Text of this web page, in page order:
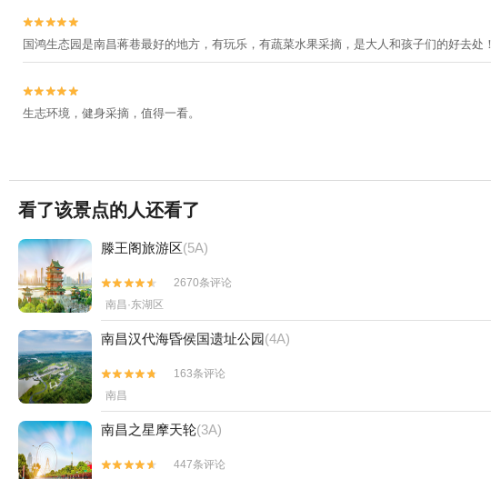


国鸿生态园是南昌蒋巷最好的地方，有玩乐，有蔬菜水果采摘，是大人和孩子们的好去处！


生志环境，健身采摘，值得一看。
看了该景点的人还看了
滕王阁旅游区(5A)


2670条评论
南昌·东湖区
南昌汉代海昏侯国遗址公园(4A)


163条评论
南昌
南昌之星摩天轮(3A)


447条评论